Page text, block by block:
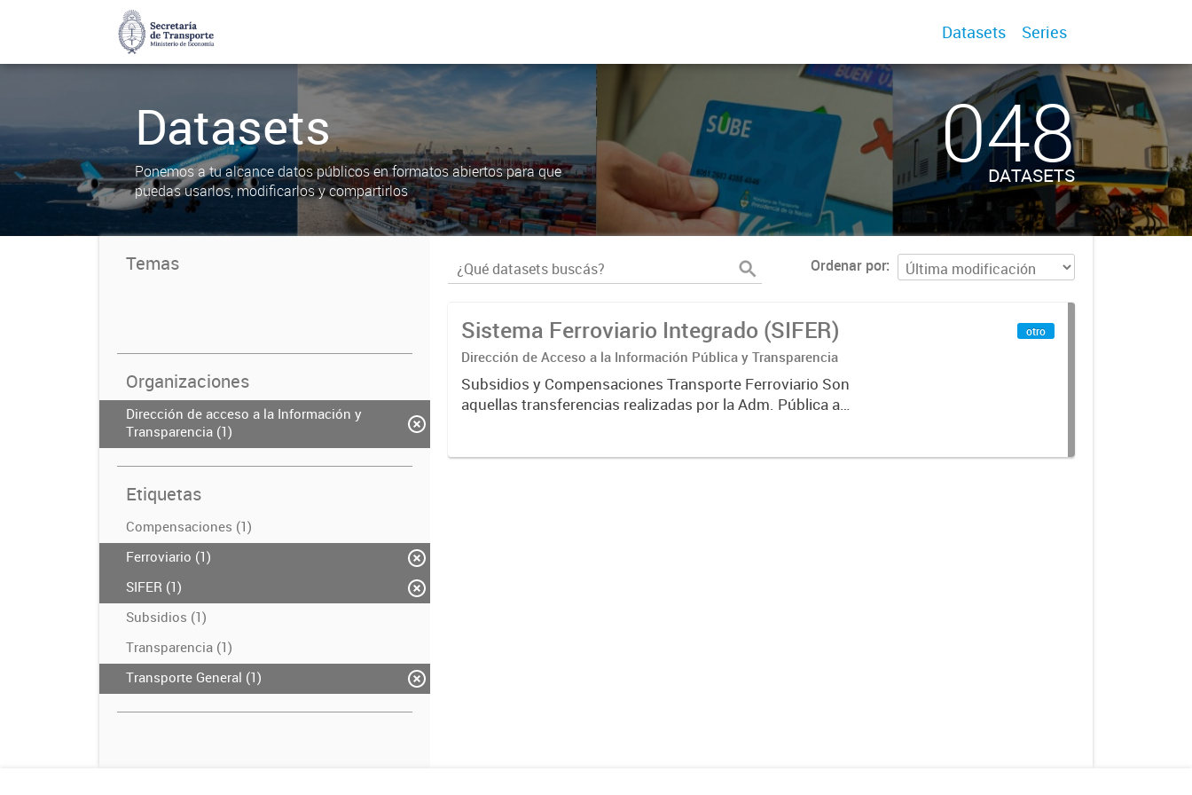
Datasets Series
Datasets
Ponemos a tu alcance datos públicos en formatos abiertos para que
puedas usarlos, modificarlos y compartirlos
048
DATASETS
Temas
Organizaciones
Dirección de acceso a la Información y
Transparencia (1)
Etiquetas
Compensaciones (1)
Ferroviario (1)
SIFER (1)
Subsidios (1)
Transparencia (1)
Transporte General (1)
Ordenar por
Sistema Ferroviario Integrado (SIFER)
Dirección de Acceso a la Información Pública y Transparencia
Subsidios y Compensaciones Transporte Ferroviario Son
aquellas transferencias realizadas por la Adm. Pública a
otro